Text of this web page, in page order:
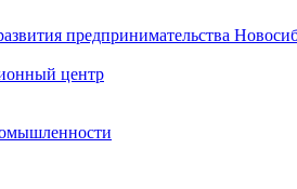
предпринимательства
центр